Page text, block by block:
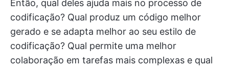
Então, qual deles ajuda mais no processo de
codificação? Qual produz um código melhor
gerado e se adapta melhor ao seu estilo de
codificação? Qual permite uma melhor
colaboração em tarefas mais complexas e qual